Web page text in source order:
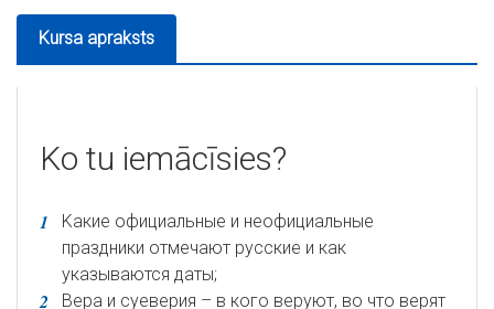
Kursa apraksts
Ko tu iemācīsies?
Kакие официальные и неофициальные
праздники отмечают русские и как
указываются даты;
Bера и суеверия – в кого веруют, во что верят